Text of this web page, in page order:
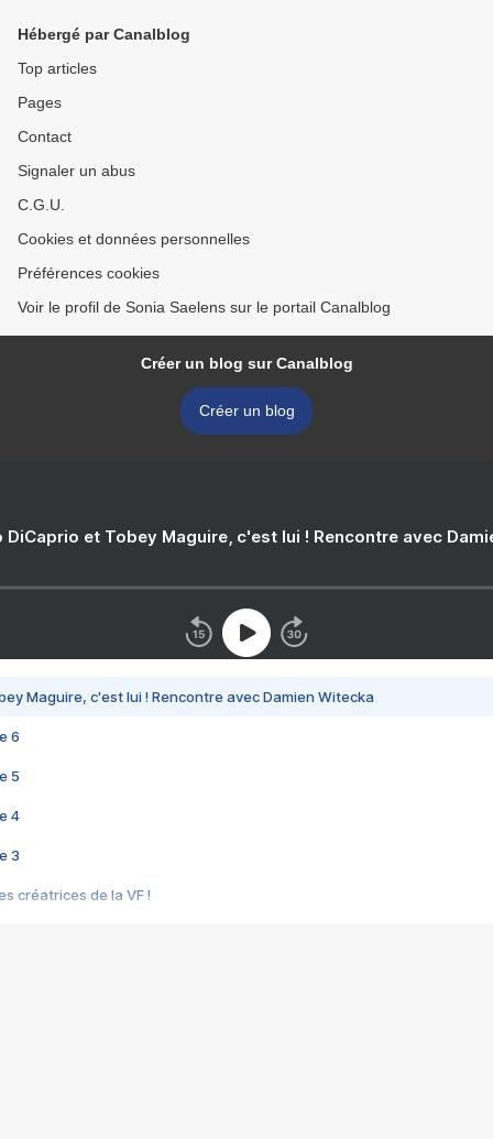
Hébergé par Canalblog
Top articles
Pages
Contact
Signaler un abus
C.G.U.
Cookies et données personnelles
Préférences cookies
Voir le profil de Sonia Saelens sur le portail Canalblog
Créer un blog sur Canalblog
Créer un blog
DiCaprio et Tobey Maguire, c'est lui ! Rencontre avec
Maguire, c'est lui ! Rencontre avec Damien Witecka
6
5
4
3
créatrices de la VF !